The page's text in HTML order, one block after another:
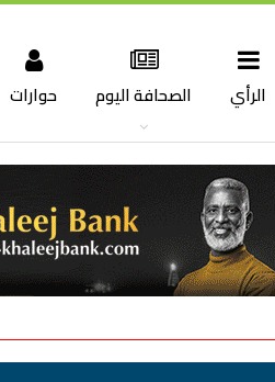
الرأي الصحافة اليوم حوارات